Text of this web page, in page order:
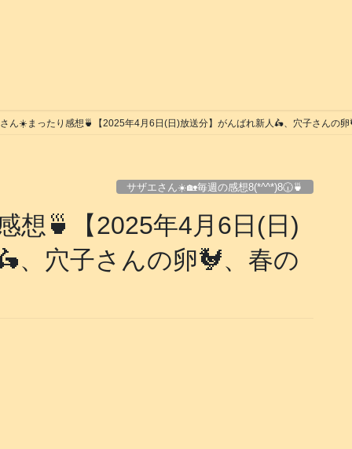
ん️️️️️️️️️️️☀️まったり感想🍵【2025年4月6日(日)放送分】がんばれ新人🛵、穴子さんの卵
サザエさん☀️🏡毎週の感想8(*^^*)8🕡️🍵
想🍵【2025年4月6日(日)
、穴子さんの卵🐓、春の